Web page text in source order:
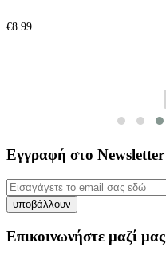
€8.99
Εγγραφή στο Newsletter
Επικοινωνήστε μαζί μας